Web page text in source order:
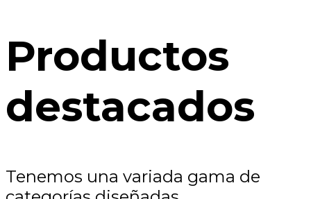
Productos
destacados
Tenemos una variada gama de